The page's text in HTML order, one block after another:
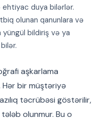
duya bilərlər.
olunan qanunlara və
yüngül bildiriş və ya
aşkarlama
bir müştəriyə
təcrübəsi göstərilir,
olunmur. Bu o